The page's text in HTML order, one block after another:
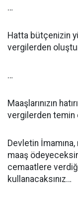
…
Hatta bütçenizin
vergilerden
…
Maaşlarınızın
vergilerden temin
Devletin İmamına,
maaş
cemaatlere
kullanacaksınız…